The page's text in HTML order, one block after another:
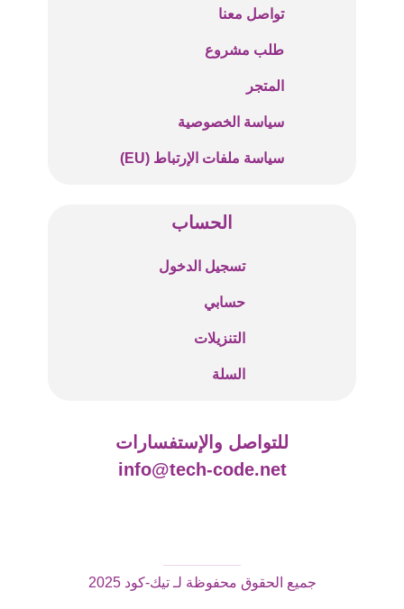
تواصل معنا
طلب مشروع
المتجر
سياسة الخصوصية
سياسة ملفات الإرتباط (EU)
الحساب
تسجيل الدخول
حسابي
التنزيلات
السلة
للتواصل والإستفسارات
info@tech-code.net
جميع الحقوق محفوظة لـ تيك-كود 2025